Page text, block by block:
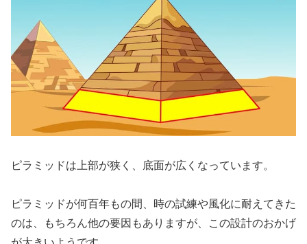
ピラミッドは上部が狭く、底面が広くなっています。
ピラミッドが何百年もの間、時の試練や風化に耐えてきた
のは、もちろん他の要因もありますが、この設計のおかげ